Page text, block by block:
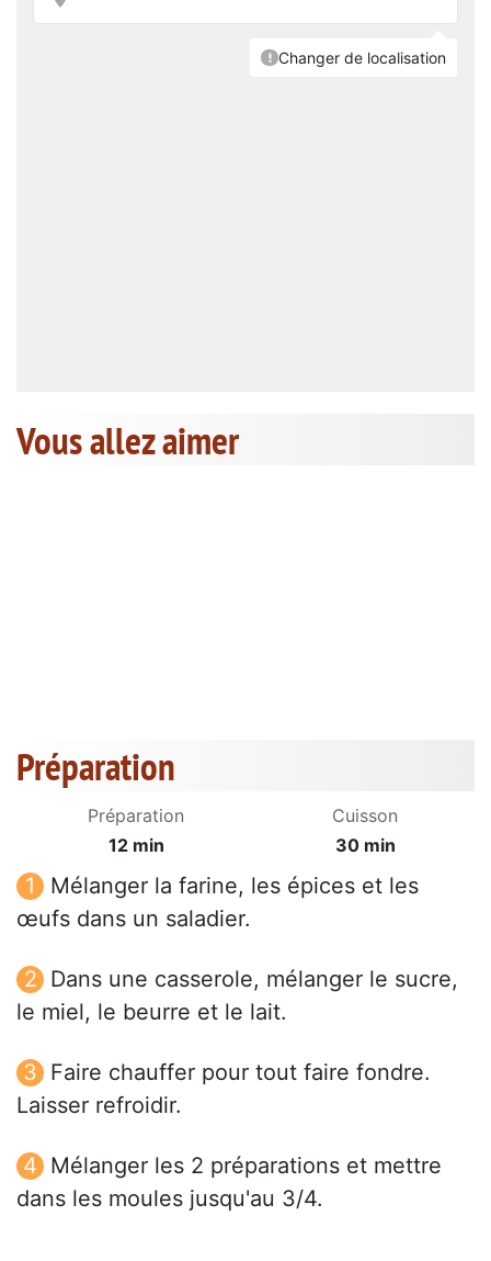
Vous allez aimer
Préparation
Préparation
12 min
Cuisson
30 min
Mélanger la farine, les épices et les
œufs dans un saladier.
Dans une casserole, mélanger le sucre,
le miel, le beurre et le lait.
Faire chauffer pour tout faire fondre.
Laisser refroidir.
Mélanger les 2 préparations et mettre
dans les moules jusqu'au 3/4.